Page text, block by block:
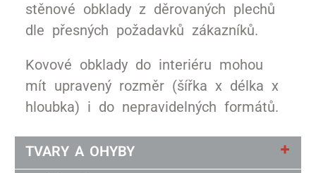
stěnové obklady z děrovaných plechů
dle přesných požadavků zákazníků.
Kovové obklady do interiéru mohou
mít upravený rozměr (šířka x délka x
hloubka) i do nepravidelných formátů.
TVARY A OHYBY